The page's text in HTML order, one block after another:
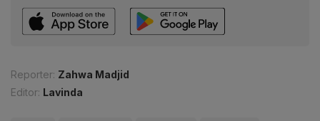
Reporter: Zahwa Madjid
Editor: Lavinda